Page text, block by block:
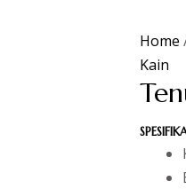
Home
Kain